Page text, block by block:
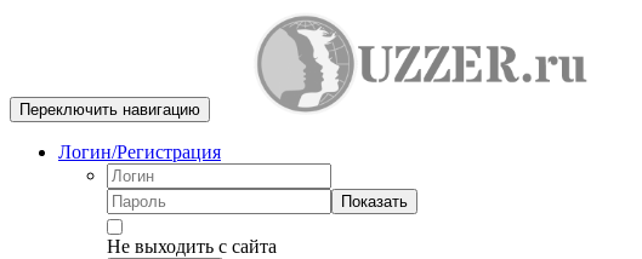
Переключить навигацию
Логин/Регистрация
Показать
Не выходить с сайта